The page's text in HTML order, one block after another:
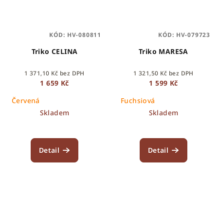
Triko CELINA
1 371,10 Kč bez DPH
1 659 Kč
Červená
Skladem
Detail
KÓD: HV-080811
Triko MARESA
1 321,50 Kč bez DPH
1 599 Kč
Fuchsiová
Skladem
Detail
KÓD: HV-079723